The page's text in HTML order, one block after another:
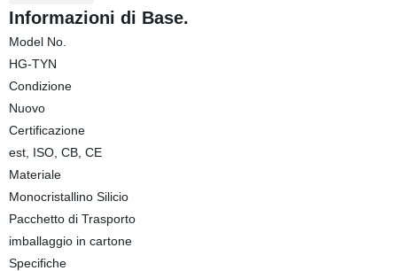
Informazioni di Base.
Model No.
HG-TYN
Condizione
Nuovo
Certificazione
est, ISO, CB, CE
Materiale
Monocristallino Silicio
Pacchetto di Trasporto
imballaggio in cartone
Specifiche